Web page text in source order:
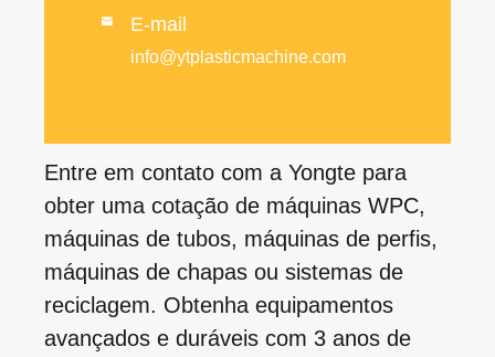
 E-mail
info@ytplasticmachine.com
Entre em contato com a Yongte para
obter uma cotação de máquinas WPC,
máquinas de tubos, máquinas de perfis,
máquinas de chapas ou sistemas de
reciclagem. Obtenha equipamentos
avançados e duráveis ​​com 3 anos de